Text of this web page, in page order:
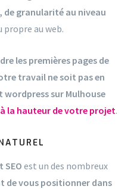
de granularité au niveau
propre au web.
les premières pages de
travail ne soit pas en
wordpress sur Mulhouse
la hauteur de votre projet.
est un des nombreux
de vous positionner dans